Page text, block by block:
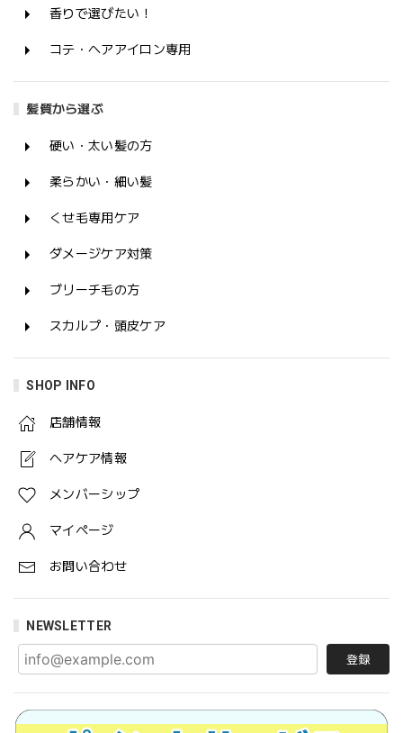
香りで選びたい！
コテ・ヘアアイロン専用
髪質から選ぶ
硬い・太い髪の方
柔らかい・細い髪
くせ毛専用ケア
ダメージケア対策
ブリーチ毛の方
スカルプ・頭皮ケア
SHOP INFO
店舗情報
ヘアケア情報
メンバーシップ
マイページ
お問い合わせ
NEWSLETTER
登録